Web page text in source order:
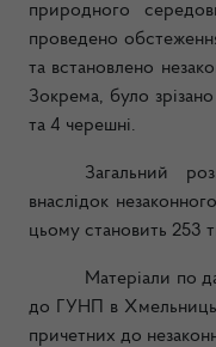
природного
проведено
та встановлено
Зокрема, було зрізано
та 4 черешні.
Загальний
внаслідок
цьому становить 253
Матеріали по
до ГУНП в
причетних до